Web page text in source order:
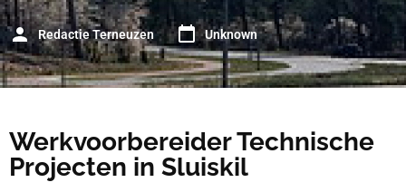
Redactie Terneuzen Unknown
Werkvoorbereider Technische
Projecten in Sluiskil